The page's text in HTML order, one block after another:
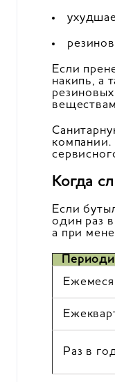
Если
накипь, а
компании.
Когда
Если
один раз
а при
Раз в